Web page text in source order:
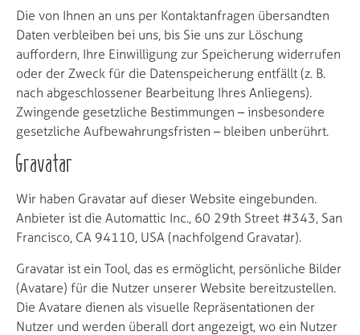
Die von Ihnen an uns per Kontaktanfragen übersandten
Daten verbleiben bei uns, bis Sie uns zur Löschung
auffordern, Ihre Einwilligung zur Speicherung widerrufen
oder der Zweck für die Datenspeicherung entfällt (z. B.
nach abgeschlossener Bearbeitung Ihres Anliegens).
Zwingende gesetzliche Bestimmungen – insbesondere
gesetzliche Aufbewahrungsfristen – bleiben unberührt.
Gravatar
Wir haben Gravatar auf dieser Website eingebunden.
Anbieter ist die Automattic Inc., 60 29th Street #343, San
Francisco, CA 94110, USA (nachfolgend Gravatar).
Gravatar ist ein Tool, das es ermöglicht, persönliche Bilder
(Avatare) für die Nutzer unserer Website bereitzustellen.
Die Avatare dienen als visuelle Repräsentationen der
Nutzer und werden überall dort angezeigt, wo ein Nutzer